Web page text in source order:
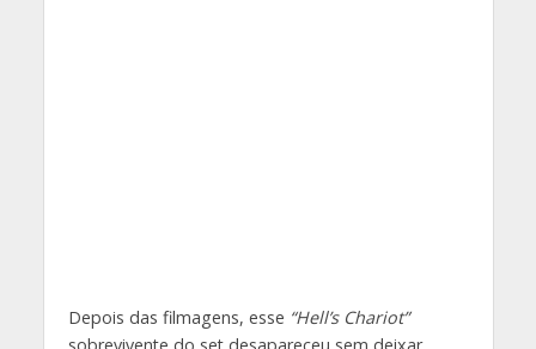
Depois das filmagens, esse “Hell’s Chariot”